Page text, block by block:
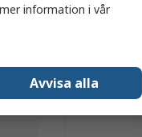
information i vår
Avvisa alla